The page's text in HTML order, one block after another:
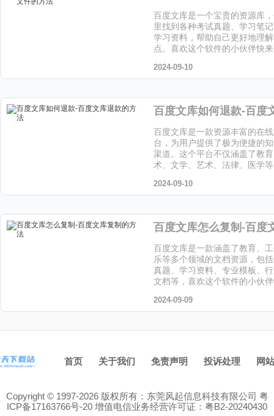
百度文库是一个宝贵的资源库
里找到各种考试真题、学习笔
学习资料，帮助自己更好地理
点。喜欢这个软件的小伙伴快
2024-09-10
百度文库是一款资源丰富的在
台，为用户提供了极为便捷的
渠道。这个平台不仅涵盖了教
术、文学、艺术、法律、医学
站下载吧！
2024-09-10
百度文库是一款涵盖了教育、
乐等多个领域的文档资源，包
真题、学习资料、专业模板、
文档等，喜欢这个软件的小伙
2024-09-09
首页 关于我们 免责声明 投诉处理 网
Copyright © 1997-2026 版权所有：东莞风起信息科技有限公司 粤
ICP备17163766号-20 增值电信业务经营许可证：粤B2-20240430